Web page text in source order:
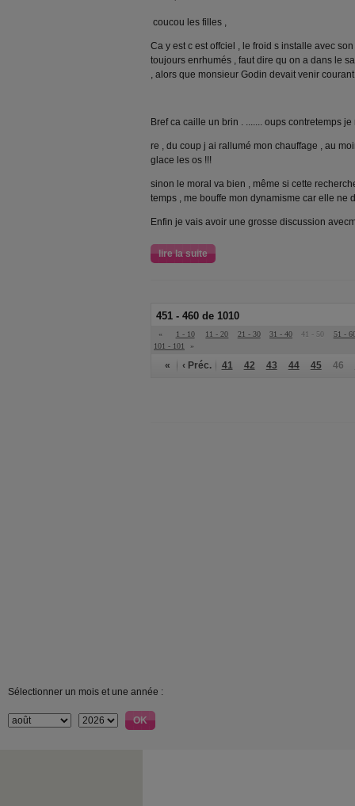
coucou les filles ,
Ca y est c est offciel , le froid s installe avec
toujours enrhumés , faut dire qu on a dans le
, alors que monsieur Godin devait venir
Bref ca caille un brin . ....... oups contretemps
re , du coup j ai rallumé mon chauffage , au
glace les os !!!
sinon le moral va bien , même si cette
temps , me bouffe mon dynamisme car elle ne
Enfin je vais avoir une grosse discussion
lire la suite
451 - 460 de 1010
« 1 - 10 11 - 20 21 - 30 31 - 40 41 - 50
51 -
101 - 101
»
« ‹ Préc. 41 42 43 44 45 46
Sélectionner un mois et une année :